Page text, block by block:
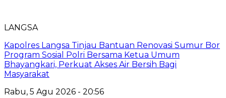
LANGSA
Kapolres Langsa Tinjau Bantuan Renovasi Sumur Bor
Program Sosial Polri Bersama Ketua Umum
Bhayangkari, Perkuat Akses Air Bersih Bagi
Masyarakat
Rabu, 5 Agu 2026 - 20:56